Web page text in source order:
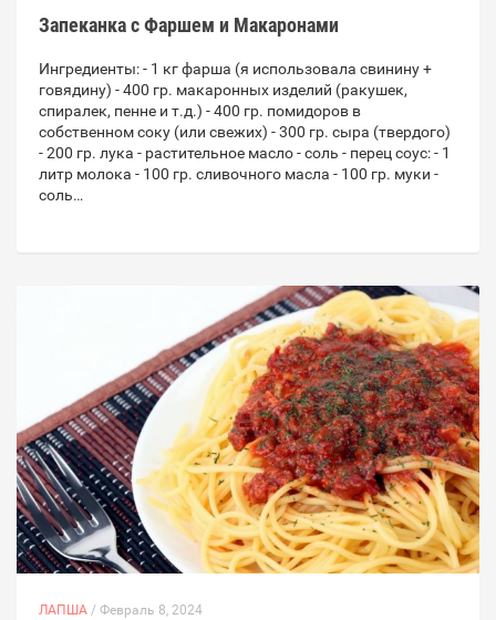
Запеканка с Фаршем и Макаронами
Ингредиенты: - 1 кг фарша (я использовала свинину +
говядину) - 400 гр. макаронных изделий (ракушек,
спиралек, пенне и т.д.) - 400 гр. помидоров в
собственном соку (или свежих) - 300 гр. сыра (твердого)
- 200 гр. лука - растительное масло - соль - перец соус: - 1
литр молока - 100 гр. сливочного масла - 100 гр. муки -
соль…
ЛАПША / Февраль 8, 2024